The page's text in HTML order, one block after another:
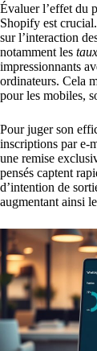
Évaluer l’effet du
Shopify est
sur l’interaction
notamment les
impressionnants
ordinateurs. Cela
pour les mobiles,
Pour juger son
inscriptions par e-
une remise
pensés captent
d’intention de
augmentant ainsi